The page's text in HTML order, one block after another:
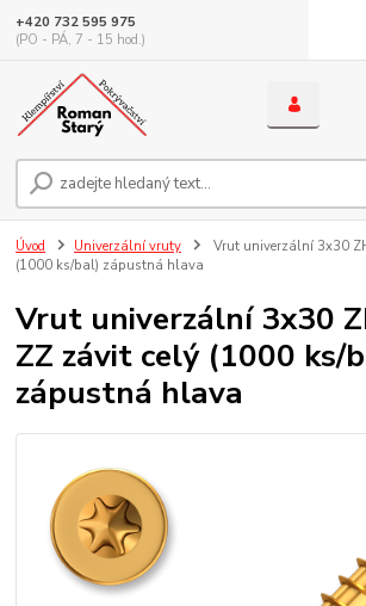
+420 732 595 975
(PO - PÁ, 7 - 15 hod.)
Úvod Univerzální vruty
Vrut univerzální 3x30
(1000 ks/bal) zápustná hlava
Vrut univerzální 3x30
ZZ závit celý (1000 ks/
zápustná hlava